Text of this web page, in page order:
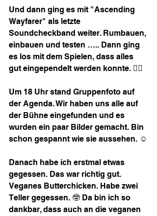
Und dann ging es mit "Ascending
Wayfarer" als letzte
Soundcheckband weiter. Rumbauen,
einbauen und testen ….. Dann ging
es los mit dem Spielen, dass alles
gut eingependelt werden konnte. 👍🏻
Um 18 Uhr stand Gruppenfoto auf
der Agenda. Wir haben uns alle auf
der Bühne eingefunden und es
wurden ein paar Bilder gemacht. Bin
schon gespannt wie sie aussehen. ☺️
Danach habe ich erstmal etwas
gegessen. Das war richtig gut.
Veganes Butterchicken. Habe zwei
Teller gegessen. 🤓 Da bin ich so
dankbar, dass auch an die veganen